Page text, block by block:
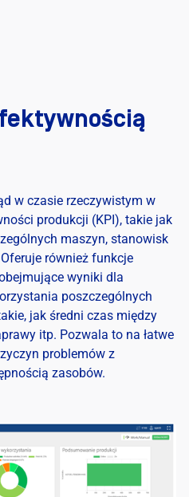
w czasie rzeczywistym w
produkcji (KPI), takie jak
maszyn, stanowisk
również funkcje
wyniki dla
poszczególnych
jak średni czas między
itp. Pozwala to na łatwe
problemów z
zasobów.